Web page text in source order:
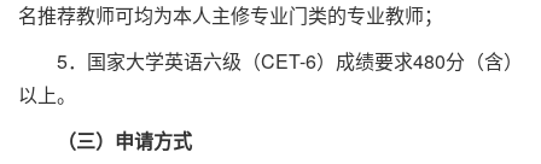
名推荐教师可均为本人主修专业门类的专业教师；
5．国家大学英语六级（CET-6）成绩要求480分（含）
以上。
（三）申请方式